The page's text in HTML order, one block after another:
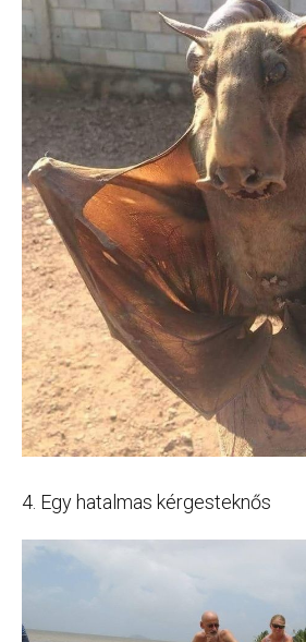
4. Egy hatalmas kérgesteknős